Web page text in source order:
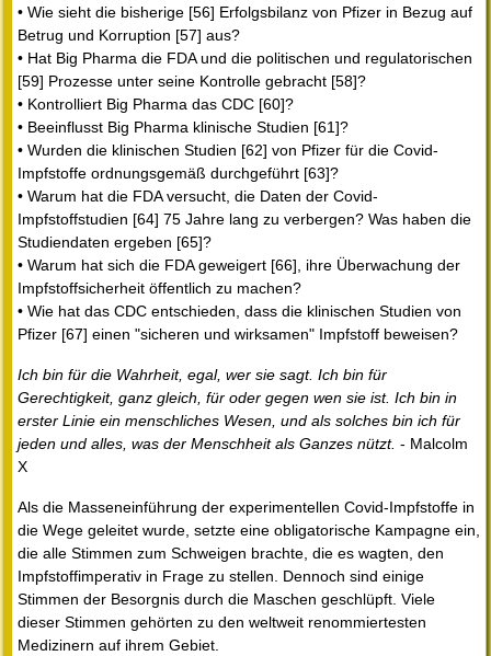
• Wie sieht die bisherige [56] Erfolgsbilanz von Pfizer in Bezug auf
Betrug und Korruption [57] aus?
• Hat Big Pharma die FDA und die politischen und regulatorischen
[59] Prozesse unter seine Kontrolle gebracht [58]?
• Kontrolliert Big Pharma das CDC [60]?
• Beeinflusst Big Pharma klinische Studien [61]?
• Wurden die klinischen Studien [62] von Pfizer für die Covid-
Impfstoffe ordnungsgemäß durchgeführt [63]?
• Warum hat die FDA versucht, die Daten der Covid-
Impfstoffstudien [64] 75 Jahre lang zu verbergen? Was haben die
Studiendaten ergeben [65]?
• Warum hat sich die FDA geweigert [66], ihre Überwachung der
Impfstoffsicherheit öffentlich zu machen?
• Wie hat das CDC entschieden, dass die klinischen Studien von
Pfizer [67] einen "sicheren und wirksamen" Impfstoff beweisen?
Ich bin für die Wahrheit, egal, wer sie sagt. Ich bin für
Gerechtigkeit, ganz gleich, für oder gegen wen sie ist. Ich bin in
erster Linie ein menschliches Wesen, und als solches bin ich für
jeden und alles, was der Menschheit als Ganzes nützt. - Malcolm
X
Als die Masseneinführung der experimentellen Covid-Impfstoffe in
die Wege geleitet wurde, setzte eine obligatorische Kampagne ein,
die alle Stimmen zum Schweigen brachte, die es wagten, den
Impfstoffimperativ in Frage zu stellen. Dennoch sind einige
Stimmen der Besorgnis durch die Maschen geschlüpft. Viele
dieser Stimmen gehörten zu den weltweit renommiertesten
Medizinern auf ihrem Gebiet.